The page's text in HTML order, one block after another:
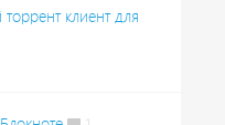
клиент для